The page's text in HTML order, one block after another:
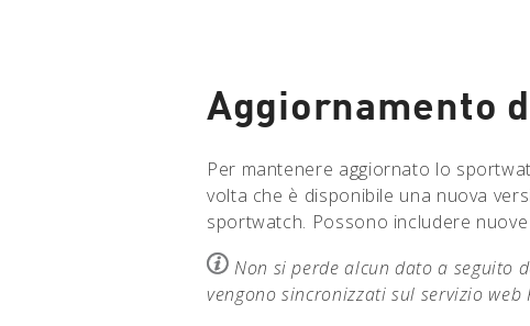
Aggiornamento
Per mantenere aggiornato lo
volta che è disponibile una nuova
sportwatch. Possono includere
Non si perde alcun dato a seguito
vengono sincronizzati sul servizio web